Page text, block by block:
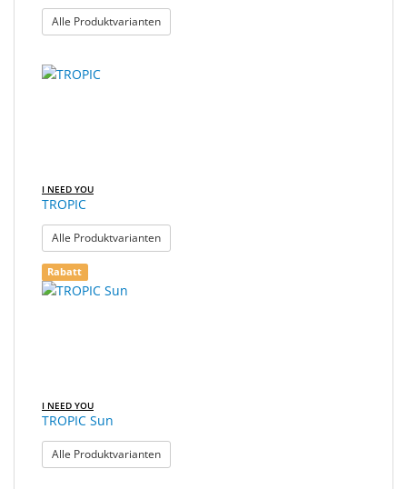
Alle Produktvarianten: RELAX
I NEED YOU
TROPIC
Alle Produktvarianten: TROPIC
Rabatt
I NEED YOU
TROPIC Sun
Alle Produktvarianten: TROPIC Sun